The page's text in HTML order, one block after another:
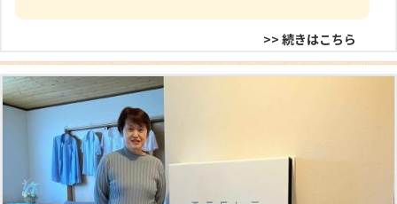
>> 続きはこちら